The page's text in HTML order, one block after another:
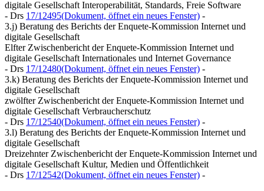
digitale Gesellschaft Interoperabilität, Standards, Freie Software
- Drs 17/12495(Dokument, öffnet ein neues Fenster) -
3.j) Beratung des Berichts der Enquete-Kommission Internet und
digitale Gesellschaft
Elfter Zwischenbericht der Enquete-Kommission Internet und
digitale Gesellschaft Internationales und Internet Governance
- Drs 17/12480(Dokument, öffnet ein neues Fenster) -
3.k) Beratung des Berichts der Enquete-Kommission Internet und
digitale Gesellschaft
zwölfter Zwischenbericht der Enquete-Kommission Internet und
digitale Gesellschaft Verbraucherschutz
- Drs 17/12540(Dokument, öffnet ein neues Fenster) -
3.l) Beratung des Berichts der Enquete-Kommission Internet und
digitale Gesellschaft
Dreizehnter Zwischenbericht der Enquete-Kommission Internet und
digitale Gesellschaft Kultur, Medien und Öffentlichkeit
- Drs 17/12542(Dokument, öffnet ein neues Fenster) -